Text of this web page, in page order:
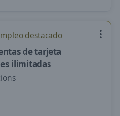
destacado
de tarjeta
ilimitadas